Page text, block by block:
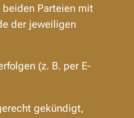
beiden Parteien mit
der jeweiligen
(z. B. per E-
gekündigt,